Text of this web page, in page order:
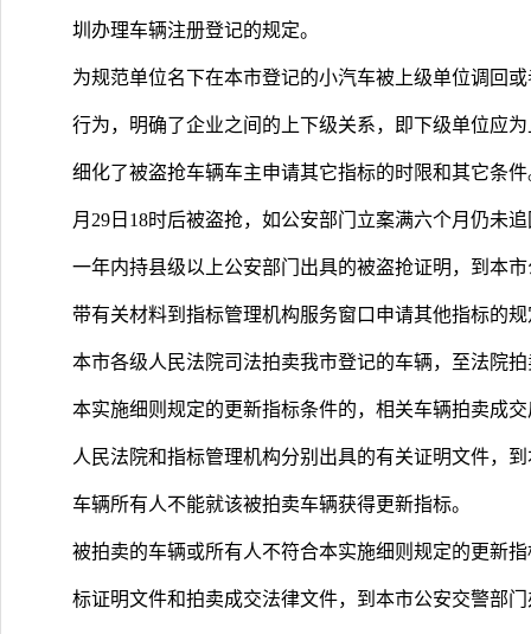
圳办理车辆注册登记的规定。
为规范单位名下在本市登记的小汽车被上级单位调回
行为，明确了企业之间的上下级关系，即下级单位应
细化了被盗抢车辆车主申请其它指标的时限和其它条
月29日18时后被盗抢，如公安部门立案满六个月仍未
一年内持县级以上公安部门出具的被盗抢证明，到本
带有关材料到指标管理机构服务窗口申请其他指标的
本市各级人民法院司法拍卖我市登记的车辆，至法院
本实施细则规定的更新指标条件的，相关车辆拍卖成
人民法院和指标管理机构分别出具的有关证明文件，
车辆所有人不能就该被拍卖车辆获得更新指标。
被拍卖的车辆或所有人不符合本实施细则规定的更新
标证明文件和拍卖成交法律文件，到本市公安交警部